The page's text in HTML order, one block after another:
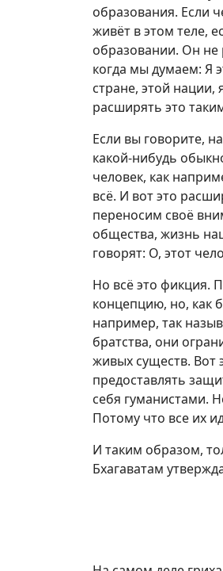
образования. Если
живёт в этом теле,
образовании. Он не
когда мы думаем: Я
стране, этой
расширять это
Если вы говорите,
какой-нибудь
человек, как
всё. И вот это
переносим своё
общества, жизнь
говорят: О, этот
Но всё это фикция.
концепцию, но, как
например, так
братства, они
живых существ. Вот
предоставлять
себя гуманистами.
Потому что все их
И таким образом,
Бхагаватам